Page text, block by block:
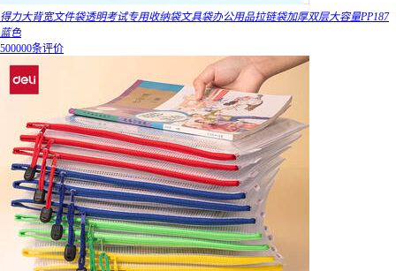
得力大背宽文件袋透明考试专用收纳袋文具袋办公用品拉链袋加厚双层大容量PP187
蓝色
500000条评价